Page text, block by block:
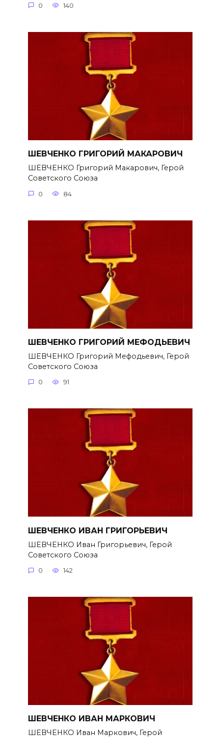
0 140
ШЕВЧЕНКО ГРИГОРИЙ МАКАРОВИЧ
ШЕВЧЕНКО Григорий Макарович, Герой
Советского Союза
0 84
ШЕВЧЕНКО ГРИГОРИЙ МЕФОДЬЕВИЧ
ШЕВЧЕНКО Григорий Мефодьевич, Герой
Советского Союза
0 91
ШЕВЧЕНКО ИВАН ГРИГОРЬЕВИЧ
ШЕВЧЕНКО Иван Григорьевич, Герой
Советского Союза
0 142
ШЕВЧЕНКО ИВАН МАРКОВИЧ
ШЕВЧЕНКО Иван Маркович, Герой